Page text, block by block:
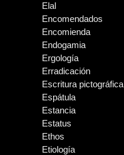
Elal
Encomendados
Encomienda
Endogamia
Ergología
Erradicación
Escritura pictográfica
Espátula
Estancia
Estatus
Ethos
Etiología